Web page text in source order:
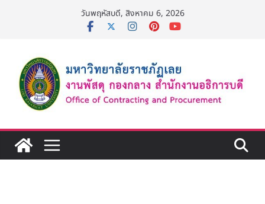
วันพฤหัสบดี, สิงหาคม 6, 2026